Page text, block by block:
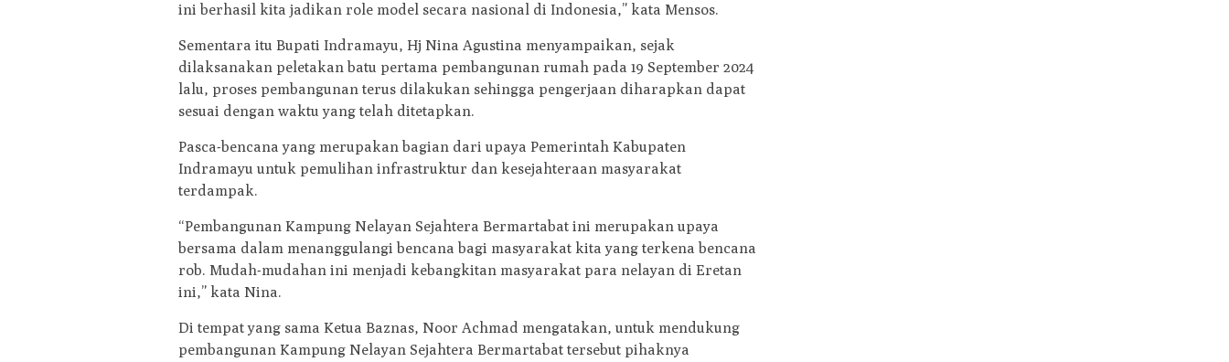
ini berhasil kita jadikan role model secara nasional di Indonesia,” kata Mensos.
Sementara itu Bupati Indramayu, Hj Nina Agustina menyampaikan, sejak
dilaksanakan peletakan batu pertama pembangunan rumah pada 19 September 2024
lalu, proses pembangunan terus dilakukan sehingga pengerjaan diharapkan dapat
sesuai dengan waktu yang telah ditetapkan.
Pasca-bencana yang merupakan bagian dari upaya Pemerintah Kabupaten
Indramayu untuk pemulihan infrastruktur dan kesejahteraan masyarakat
terdampak.
“Pembangunan Kampung Nelayan Sejahtera Bermartabat ini merupakan upaya
bersama dalam menanggulangi bencana bagi masyarakat kita yang terkena bencana
rob. Mudah-mudahan ini menjadi kebangkitan masyarakat para nelayan di Eretan
ini,” kata Nina.
Di tempat yang sama Ketua Baznas, Noor Achmad mengatakan, untuk mendukung
pembangunan Kampung Nelayan Sejahtera Bermartabat tersebut pihaknya